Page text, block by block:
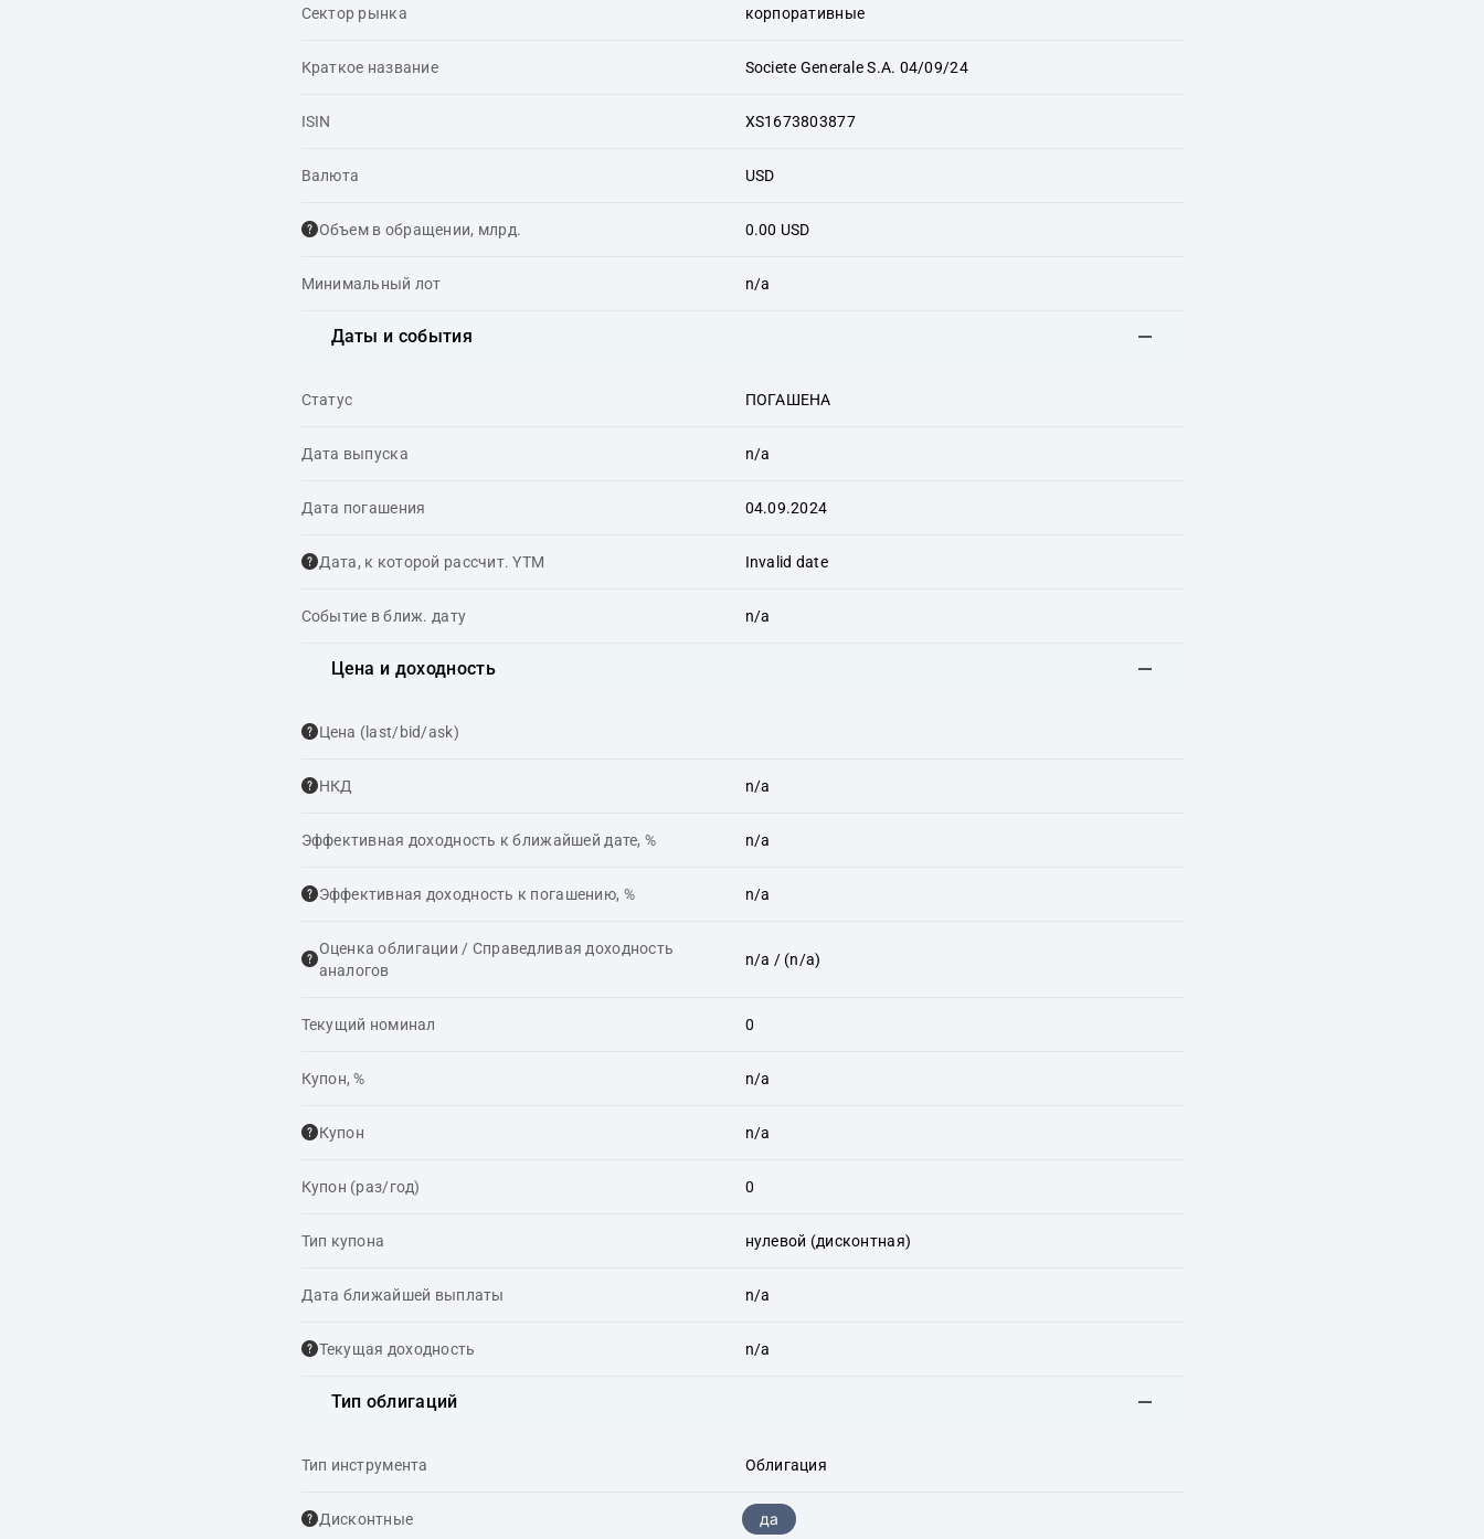
Сектор рынка корпоративные
Краткое название Societe Generale S.A. 04/09/24
ISIN XS1673803877
Валюта USD
Объем в обращении, млрд. 0.00 USD
Минимальный лот n/a
Даты и события
Статус ПОГАШЕНА
Дата выпуска n/a
Дата погашения 04.09.2024
Дата, к которой рассчит. YTM Invalid date
Событие в ближ. дату n/a
Цена и доходность
Цена (last/bid/ask)
НКД n/a
Эффективная доходность к ближайшей дате, % n/a
Эффективная доходность к погашению, % n/a
Оценка облигации / Справедливая доходность
аналогов
n/a / (n/a)
Текущий номинал 0
Купон, % n/a
Купон n/a
Купон (раз/год) 0
Тип купона нулевой (дисконтная)
Дата ближайшей выплаты n/a
Текущая доходность n/a
Тип облигаций
Тип инструмента Облигация
Дисконтные да